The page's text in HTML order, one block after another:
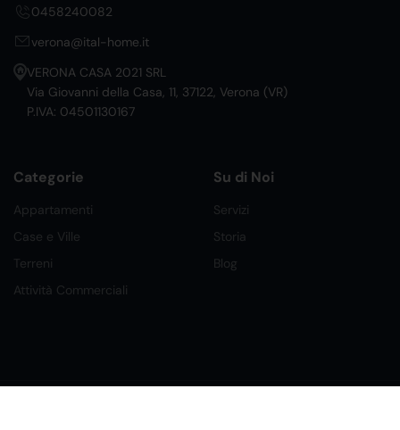
0458240082
verona@ital-home.it
VERONA CASA 2021 SRL
Via Giovanni della Casa, 11, 37122, Verona (VR)
P.IVA: 04501130167
Categorie
Appartamenti
Case e Ville
Terreni
Attività Commerciali
Su di Noi
Servizi
Storia
Blog